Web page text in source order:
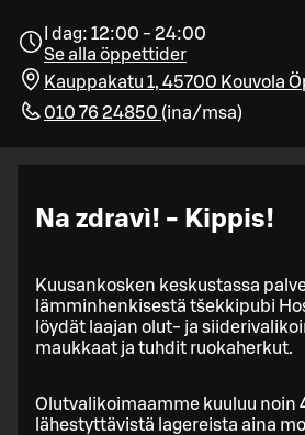
I dag: 12:00 - 24:00
Se alla öppettider
Kauppakatu 1, 45700 Kouvola
010 76 24850 (ina/msa)
Na zdravì! - Kippis!
Kuusankosken keskustassa
lämminhenkisestä tšekkipubi
löydät laajan olut- ja
maukkaat ja tuhdit ruokaherkut.
Olutvalikoimaamme kuuluu noin
lähestyttävistä lagereista aina